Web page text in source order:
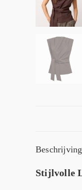
Beschrijving
Stijlvolle